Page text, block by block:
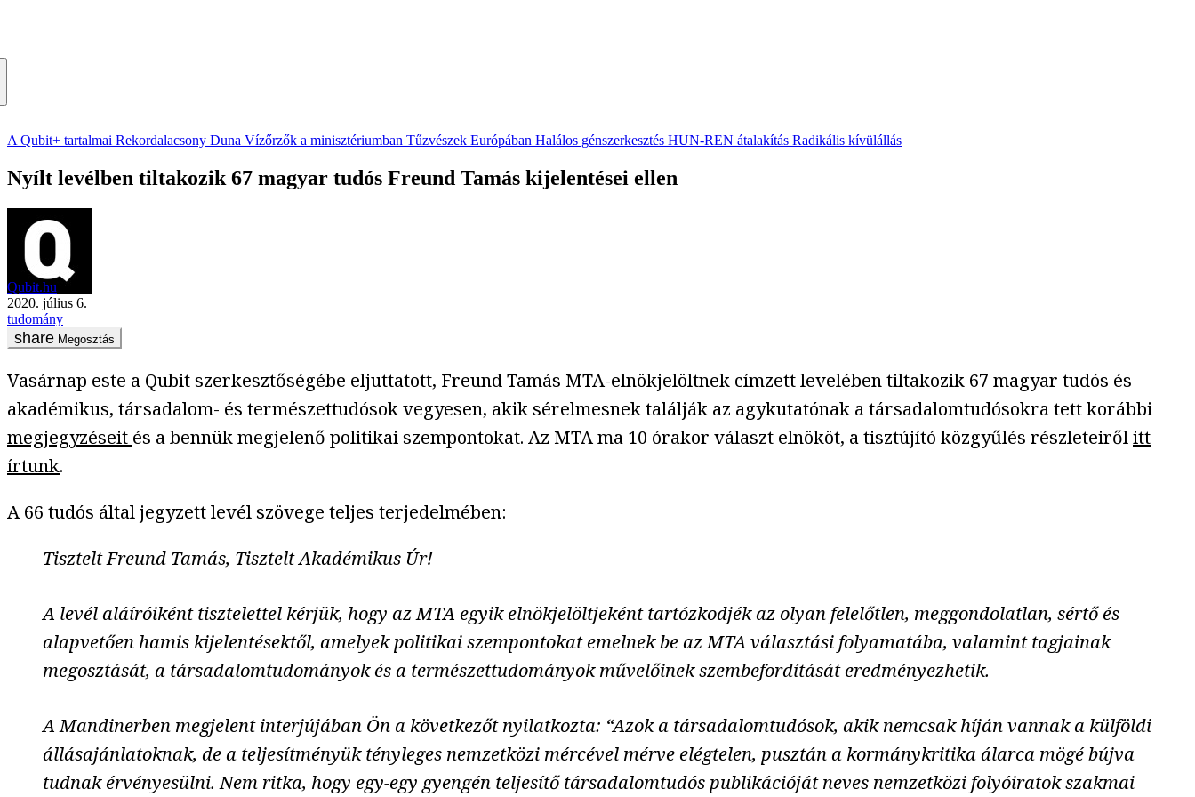
A Qubit+ tartalmai Rekordalacsony Duna Vízőrzők a minisztériumban Tűzvészek Európában Halálos génszerkesztés HUN-REN átalakítás Radikális kívülállás
Nyílt levélben tiltakozik 67 magyar tudós Freund Tamás kijelentései ellen
Qubit.hu
2020. július 6.
tudomány
Megosztás
Vasárnap este a Qubit szerkesztőségébe eljuttatott, Freund Tamás MTA-elnökjelöltnek címzett levelében tiltakozik 67 magyar tudós és
akadémikus, társadalom- és természettudósok vegyesen, akik sérelmesnek találják az agykutatónak a társadalomtudósokra tett korábbi
megjegyzéseit és a bennük megjelenő politikai szempontokat. Az MTA ma 10 órakor választ elnököt, a tisztújító közgyűlés részleteirőlitt
írtunk.
A 66 tudós által jegyzett levél szövege teljes terjedelmében:
Tisztelt Freund Tamás, Tisztelt Akadémikus Úr!
A levél aláíróiként tisztelettel kérjük, hogy az MTA egyik elnökjelöltjeként tartózkodjék az olyan felelőtlen, meggondolatlan, sértő és
alapvetően hamis kijelentésektől, amelyek politikai szempontokat emelnek be az MTA választási folyamatába, valamint tagjainak
megosztását, a társadalomtudományok és a természettudományok művelőinek szembefordítását eredményezhetik.
A Mandinerben megjelent interjújában Ön a következőt nyilatkozta: “Azok a társadalomtudósok, akik nemcsak híján vannak a külföldi
állásajánlatoknak, de a teljesítményük tényleges nemzetközi mércével mérve elégtelen, pusztán a kormánykritika álarca mögé bújva
tudnak érvényesülni. Nem ritka, hogy egy-egy gyengén teljesítő társadalomtudós publikációját neves nemzetközi folyóiratok szakmai